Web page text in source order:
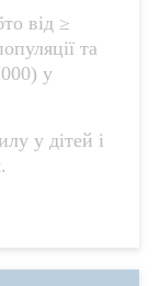
від ≥
та
у
у дітей і